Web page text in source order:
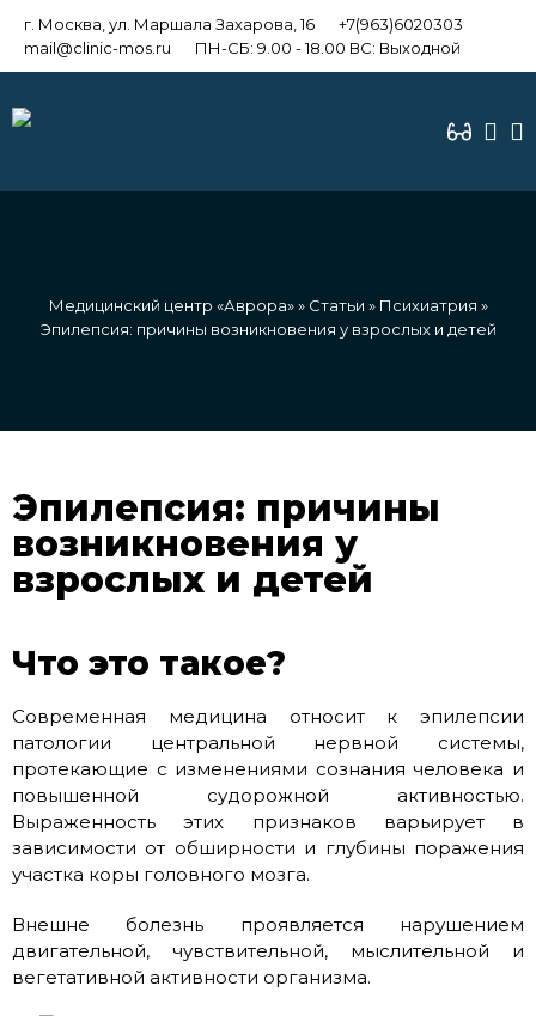
г. Москва, ул. Маршала Захарова, 16
+7(963)6020303
mail@clinic-mos.ru
ПН-СБ: 9.00 - 18.00 ВС: Выходной
Медицинский центр «Аврора»» Статьи » Психиатрия »
Эпилепсия: причины возникновения у взрослых и детей
Эпилепсия: причины
возникновения у
взрослых и детей
Что это такое?
Современная медицина относит к эпилепсии
патологии центральной нервной системы,
протекающие с изменениями сознания человека и
повышенной судорожной активностью.
Выраженность этих признаков варьирует в
зависимости от обширности и глубины поражения
участка коры головного мозга.
Внешне болезнь проявляется нарушением
двигательной, чувствительной, мыслительной и
вегетативной активности организма.